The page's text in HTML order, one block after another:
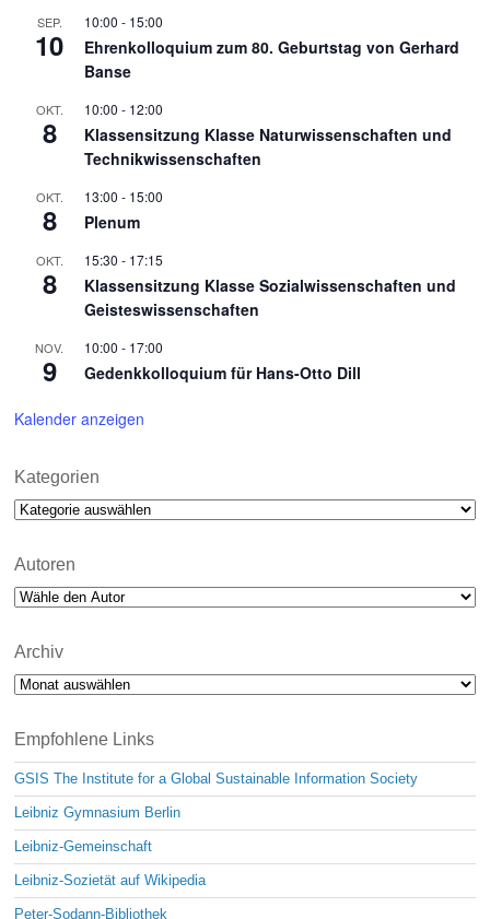
SEP.
10
10:00 - 15:00
Ehrenkolloquium zum 80. Geburtstag von Gerhard
Banse
OKT.
8
10:00 - 12:00
Klassensitzung Klasse Naturwissenschaften und
Technikwissenschaften
OKT.
8
13:00 - 15:00
Plenum
OKT.
8
15:30 - 17:15
Klassensitzung Klasse Sozialwissenschaften und
Geisteswissenschaften
NOV.
9
10:00 - 17:00
Gedenkkolloquium für Hans-Otto Dill
Kalender anzeigen
Kategorien
Kategorien
Autoren
Archiv
Archiv
Empfohlene Links
GSIS The Institute for a Global Sustainable Information Society
Leibniz Gymnasium Berlin
Leibniz-Gemeinschaft
Leibniz-Sozietät auf Wikipedia
Peter-Sodann-Bibliothek